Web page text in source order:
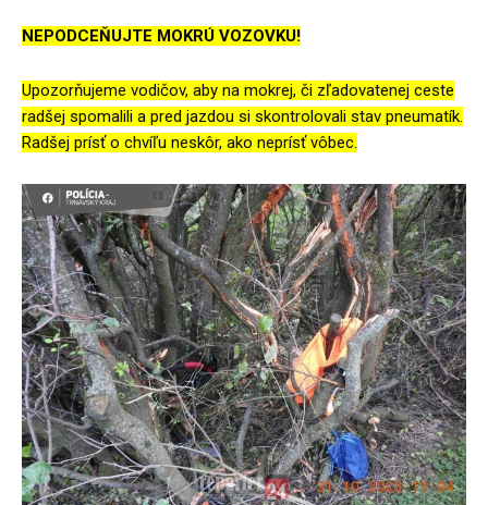
NEPODCEŇUJTE MOKRÚ VOZOVKU!
Upozorňujeme vodičov, aby na mokrej, či zľadovatenej ceste
radšej spomalili a pred jazdou si skontrolovali stav pneumatík.
Radšej prísť o chvíľu neskôr, ako neprísť vôbec.